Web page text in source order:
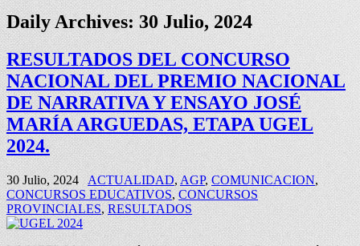
Daily Archives:30 Julio, 2024
RESULTADOS DEL CONCURSO
NACIONAL DEL PREMIO NACIONAL
DE NARRATIVA Y ENSAYO JOSÉ
MARÍA ARGUEDAS, ETAPA UGEL
2024.
30 Julio, 2024 ACTUALIDAD,AGP,COMUNICACION,
CONCURSOS EDUCATIVOS,CONCURSOS
PROVINCIALES,RESULTADOS